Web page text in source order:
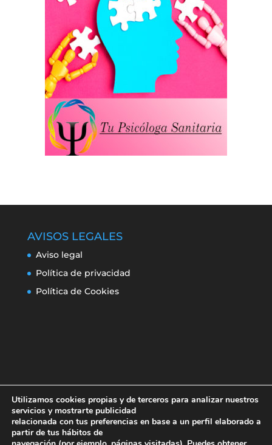
AVISOS LEGALES
Aviso legal
Política de privacidad
Política de Cookies
Utilizamos cookies propias y de terceros para analizar nuestros
servicios y mostrarte publicidad
relacionada con tus preferencias en base a un perfil elaborado a
partir de tus hábitos de